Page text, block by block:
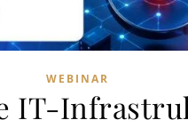
WEBINAR
IT-